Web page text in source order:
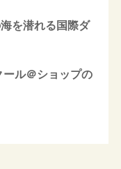
を潜れる国際ダ
ール＠ショップの